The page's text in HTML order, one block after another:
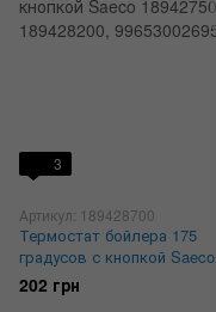
3
Артикул: 189428700
Термостат бойлера 175
градусов с кнопкой Saeco
189427500, 189428200,
996530026958
202 грн